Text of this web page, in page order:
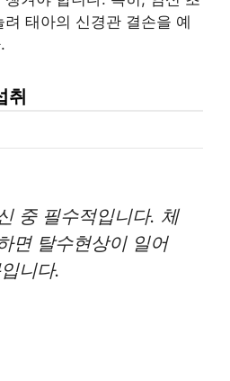
태아의 신경관 결손을 예
취
중 필수적입니다. 체
면 탈수현상이 일어
니다.